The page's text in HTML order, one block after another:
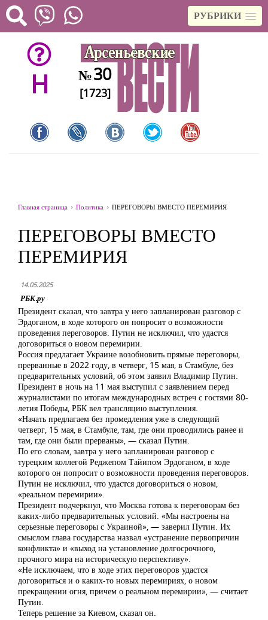
РУБРИКИ
H №30
[1723]
Главная страница Политика ПЕРЕГОВОРЫ ВМЕСТО ПЕРЕМИРИЯ
ПЕРЕГОВОРЫ ВМЕСТО
ПЕРЕМИРИЯ
14.05.2025
РБК.ру
Президент сказал, что завтра у него запланирован разговор с
Эрдоганом, в ходе которого он попросит о возможности
проведения переговоров. Путин не исключил, что удастся
договориться о новом перемирии.
Россия предлагает Украине возобновить прямые переговоры,
прерванные в 2022 году, в четверг, 15 мая, в Стамбуле, без
предварительных условий, об этом заявил Владимир Путин.
Президент в ночь на 11 мая выступил с заявлением перед
журналистами по итогам международных встреч с гостями 80-
летия Победы, РБК вел трансляцию выступления.
«Начать предлагаем без промедления уже в следующий
четверг, 15 мая, в Стамбуле, там, где они проводились ранее и
там, где они были прерваны», — сказал Путин.
По его словам, завтра у него запланирован разговор с
турецким коллегой Реджепом Тайипом Эрдоганом, в ходе
которого он попросит о возможности проведения переговоров.
Путин не исключил, что удастся договориться о новом,
«реальном перемирии».
Президент подчеркнул, что Москва готова к переговорам без
каких-либо предварительных условий. «Мы настроены на
серьезные переговоры с Украиной», — заверил Путин. Их
смыслом глава государства назвал «устранение первопричин
конфликта» и «выход на установление долгосрочного,
прочного мира на историческую перспективу».
«Не исключаем, что в ходе этих переговоров удастся
договориться и о каких-то новых перемириях, о новом
прекращении огня, причем о реальном перемирии», — считает
Путин.
Теперь решение за Киевом, сказал он.